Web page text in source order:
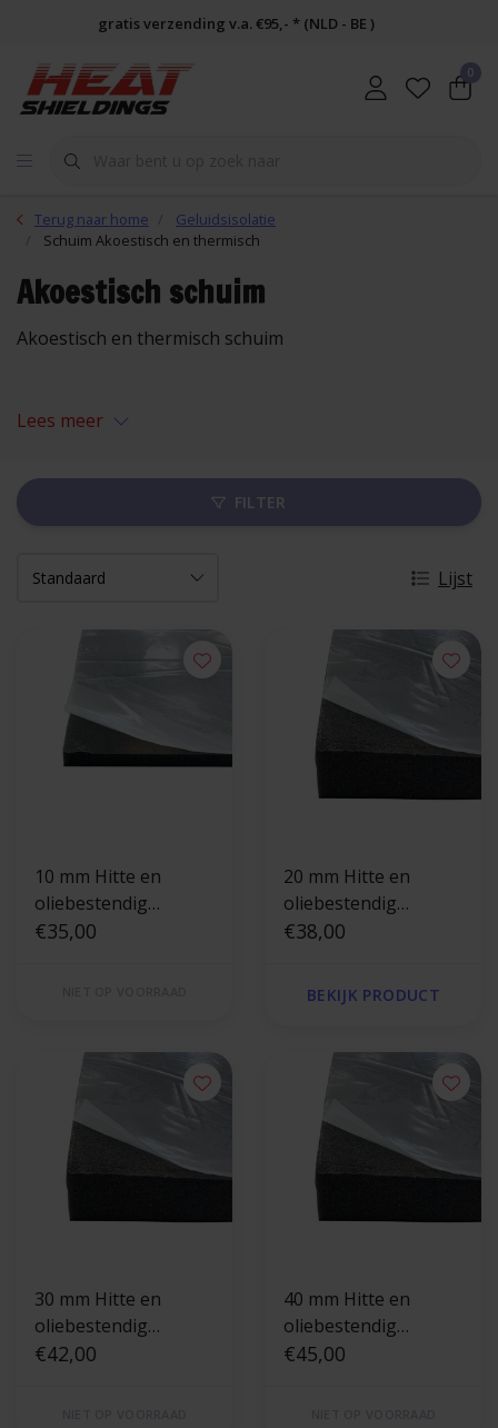
gratis verzending v.a. €95,- * (NLD - BE )
0
Terug naar home
Geluidsisolatie
Schuim Akoestisch en thermisch
Akoestisch schuim
Akoestisch en thermisch schuim
Lees meer
FILTER
Lijst
10 mm Hitte en
oliebestendig
zelfklevend
€35,00
20 mm Hitte en
oliebestendig
zelfklevend
€38,00
BEKIJK PRODUCT
30 mm Hitte en
oliebestendig
zelfklevend
€42,00
40 mm Hitte en
oliebestendig
zelfklevend
€45,00